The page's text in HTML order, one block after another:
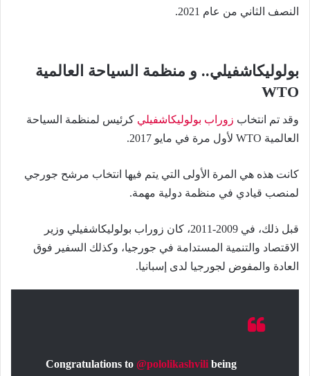
النصف الثاني من عام 2021.
بولوليكاشفيلي.. و منظمة السياحة العالمية
WTO
وقد تم انتخاب زوراب بولوليكاشفيلي كرئيس لمنظمة السياحة
العالمية WTO لأول مرة في مايو 2017.
كانت هذه هي المرة الأولى التي يتم فيها انتخاب مرشح جورجي
لمنصب قيادي في منظمة دولية مهمة.
قبل ذلك، في 2009-2011، كان زوراب بولوليكاشفيلي وزير
الاقتصاد والتنمية المستدامة في جورجيا، وكذلك السفير فوق
العادة والمفوض لجورجيا لدى إسبانيا.
Congratulations to @pololikashvili being